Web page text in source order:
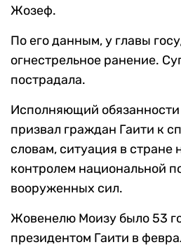
Жозеф.
По его данным, у главы
огнестрельное ранение.
пострадала.
Исполняющий
призвал граждан Гаити к
словам, ситуация в стране
контролем национальной
вооруженных сил.
Жовенелю Моизу было 53
президентом Гаити в